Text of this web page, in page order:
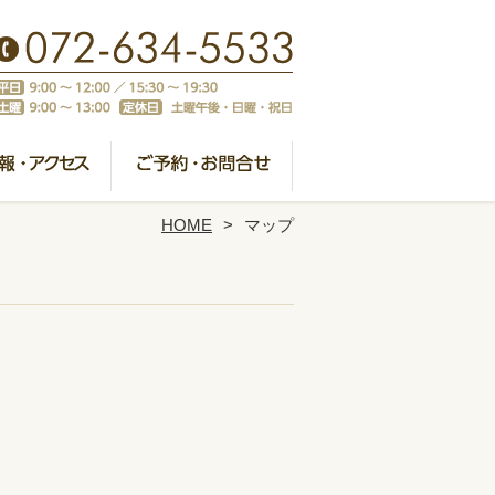
HOME マップ